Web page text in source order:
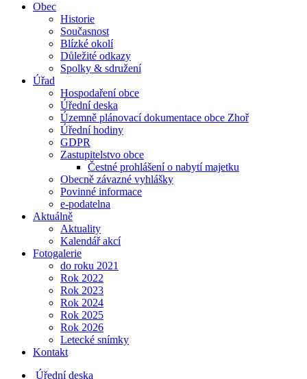
Obec
Historie
Současnost
Blízké okolí
Důležité odkazy
Spolky & sdružení
Úřad
Hospodaření obce
Úřední deska
Územně plánovací dokumentace obce Zhoř
Úřední hodiny
GDPR
Zastupitelstvo obce
Čestné prohlášení o nabytí majetku
Obecně závazné vyhlášky
Povinné informace
e-podatelna
Aktuálně
Aktuality
Kalendář akcí
Fotogalerie
do roku 2021
Rok 2022
Rok 2023
Rok 2024
Rok 2025
Rok 2026
Letecké snímky
Kontakt
Úřední deska